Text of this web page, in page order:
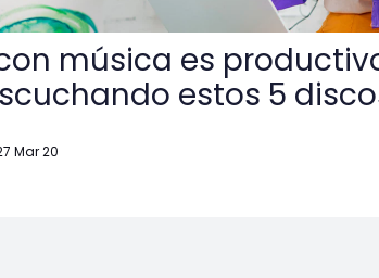
música es
estos 5
Mar 20